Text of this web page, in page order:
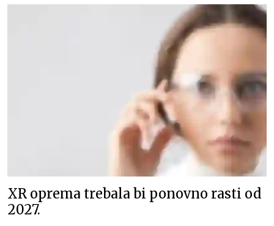
XR oprema trebala bi ponovno rasti od
2027.